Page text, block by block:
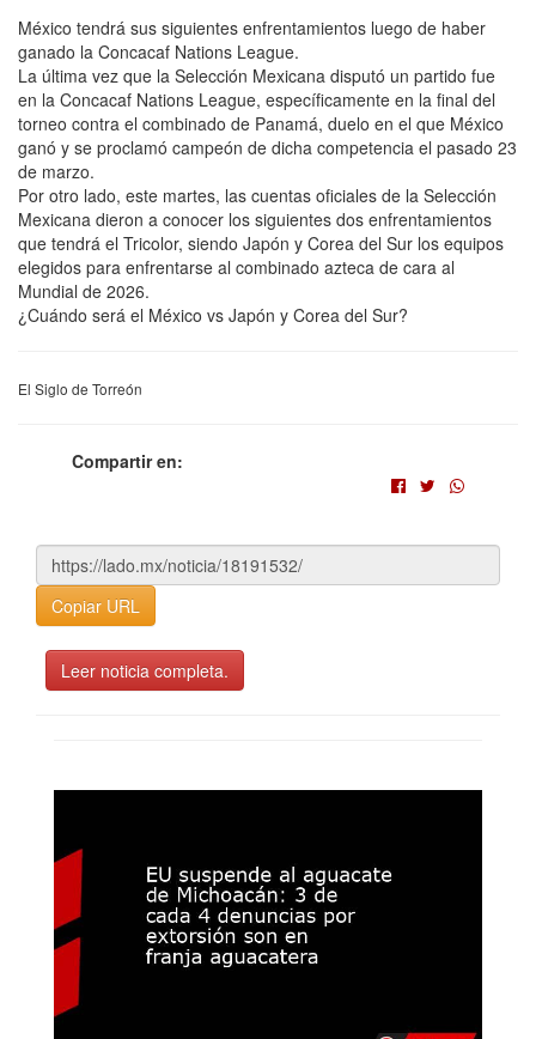
México tendrá sus siguientes enfrentamientos luego de haber
ganado la Concacaf Nations League.
La última vez que la Selección Mexicana disputó un partido fue
en la Concacaf Nations League, específicamente en la final del
torneo contra el combinado de Panamá, duelo en el que México
ganó y se proclamó campeón de dicha competencia el pasado 23
de marzo.
Por otro lado, este martes, las cuentas oficiales de la Selección
Mexicana dieron a conocer los siguientes dos enfrentamientos
que tendrá el Tricolor, siendo Japón y Corea del Sur los equipos
elegidos para enfrentarse al combinado azteca de cara al
Mundial de 2026.
¿Cuándo será el México vs Japón y Corea del Sur?
El Siglo de Torreón
Compartir en:
Copiar URL
Leer noticia completa.